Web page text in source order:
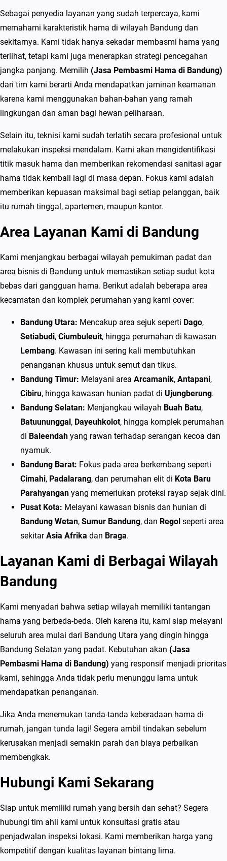
a
h
2
0
2
6
Sebagai penyedia layanan yang sudah terpercaya, kami
memahami karakteristik hama di wilayah Bandung dan
sekitarnya. Kami tidak hanya sekadar membasmi hama yang
terlihat, tetapi kami juga menerapkan strategi pencegahan
jangka panjang. Memilih (Jasa Pembasmi Hama di Bandung)
dari tim kami berarti Anda mendapatkan jaminan keamanan
karena kami menggunakan bahan-bahan yang ramah
lingkungan dan aman bagi hewan peliharaan.
Selain itu, teknisi kami sudah terlatih secara profesional untuk
melakukan inspeksi mendalam. Kami akan mengidentifikasi
titik masuk hama dan memberikan rekomendasi sanitasi agar
hama tidak kembali lagi di masa depan. Fokus kami adalah
memberikan kepuasan maksimal bagi setiap pelanggan, baik
itu rumah tinggal, apartemen, maupun kantor.
Area Layanan Kami di Bandung
Kami menjangkau berbagai wilayah pemukiman padat dan
area bisnis di Bandung untuk memastikan setiap sudut kota
bebas dari gangguan hama. Berikut adalah beberapa area
kecamatan dan komplek perumahan yang kami cover:
Bandung Utara: Mencakup area sejuk seperti Dago,
Setiabudi, Ciumbuleuit, hingga perumahan di kawasan
Lembang. Kawasan ini sering kali membutuhkan
penanganan khusus untuk semut dan tikus.
Bandung Timur: Melayani area Arcamanik, Antapani,
Cibiru, hingga kawasan hunian padat di Ujungberung.
Bandung Selatan: Menjangkau wilayah Buah Batu,
Batuununggal, Dayeuhkolot, hingga komplek perumahan
di Baleendah yang rawan terhadap serangan kecoa dan
nyamuk.
Bandung Barat: Fokus pada area berkembang seperti
Cimahi, Padalarang, dan perumahan elit di Kota Baru
Parahyangan yang memerlukan proteksi rayap sejak dini.
Pusat Kota: Melayani kawasan bisnis dan hunian di
Bandung Wetan, Sumur Bandung, dan Regol seperti area
sekitarAsia Afrika dan Braga.
Layanan Kami di Berbagai Wilayah
Bandung
Kami menyadari bahwa setiap wilayah memiliki tantangan
hama yang berbeda-beda. Oleh karena itu, kami siap melayani
seluruh area mulai dari Bandung Utara yang dingin hingga
Bandung Selatan yang padat. Kebutuhan akan (Jasa
Pembasmi Hama di Bandung) yang responsif menjadi prioritas
kami, sehingga Anda tidak perlu menunggu lama untuk
mendapatkan penanganan.
Jika Anda menemukan tanda-tanda keberadaan hama di
rumah, jangan tunda lagi! Segera ambil tindakan sebelum
kerusakan menjadi semakin parah dan biaya perbaikan
membengkak.
Hubungi Kami Sekarang
Siap untuk memiliki rumah yang bersih dan sehat? Segera
hubungi tim ahli kami untuk konsultasi gratis atau
penjadwalan inspeksi lokasi. Kami memberikan harga yang
kompetitif dengan kualitas layanan bintang lima.